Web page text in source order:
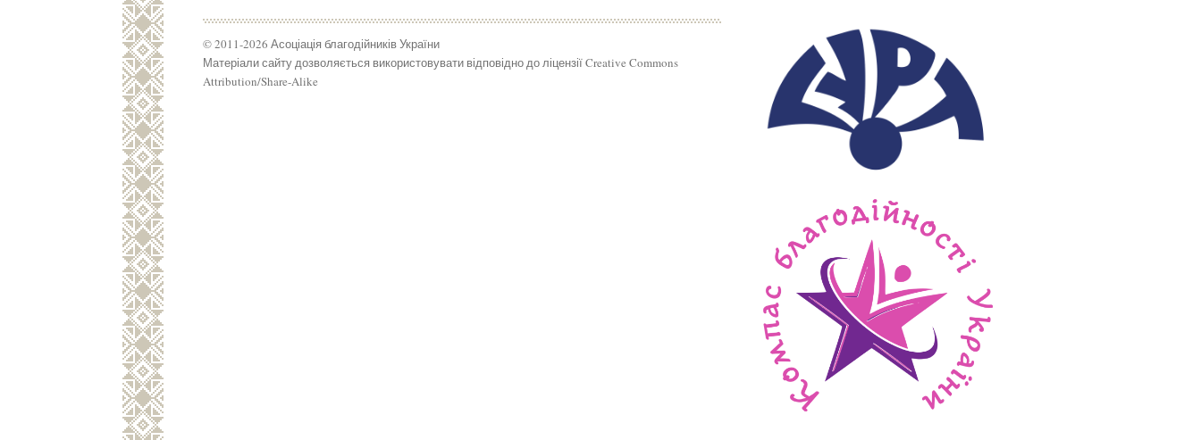
© 2011-2026 Асоціація благодійників України
Матеріали сайту дозволяється використовувати відповідно до ліцензії Creative Commons
Attribution/Share-Alike